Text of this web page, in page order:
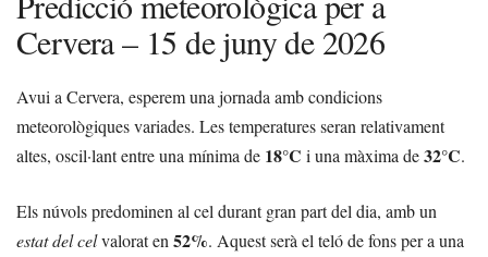
Cervera – 15 de juny de 2026
Avui a Cervera, esperem una jornada amb condicions
meteorològiques variades. Les temperatures seran relativament
altes, oscil·lant entre una mínima de 18°C i una màxima de32°C.
Els núvols predominen al cel durant gran part del dia, amb un
estat del celvalorat en52%. Aquest serà el teló de fons per a una